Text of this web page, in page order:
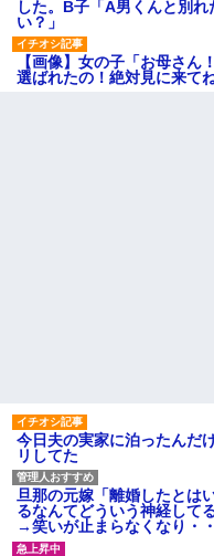
した。B子「A男くんと別
い？」
【画像】女の子「お母さん
選ばれたの！絶対見に来て
今日夫の実家に泊ったんだ
リしてた
旦那の元嫁「離婚したとは
るなんてどういう神経して
→笑いが止まらなくなり・